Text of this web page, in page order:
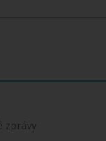
zprávy